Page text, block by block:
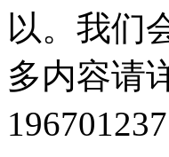
以。我们
多内容请